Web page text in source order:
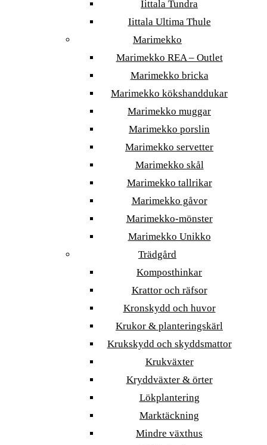
Iittala Tundra
Iittala Ultima Thule
Marimekko
Marimekko REA – Outlet
Marimekko bricka
Marimekko kökshanddukar
Marimekko muggar
Marimekko porslin
Marimekko servetter
Marimekko skål
Marimekko tallrikar
Marimekko gåvor
Marimekko-mönster
Marimekko Unikko
Trädgård
Komposthinkar
Krattor och räfsor
Kronskydd och huvor
Krukor & planteringskärl
Krukskydd och skyddsmattor
Krukväxter
Kryddväxter & örter
Lökplantering
Marktäckning
Mindre växthus